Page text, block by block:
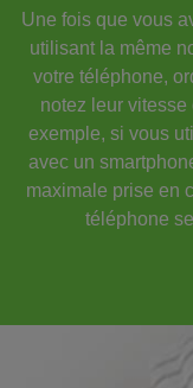
Une fois que vous
utilisant la même
votre téléphone,
notez leur
exemple, si vous
avec un
maximale prise en
téléphone